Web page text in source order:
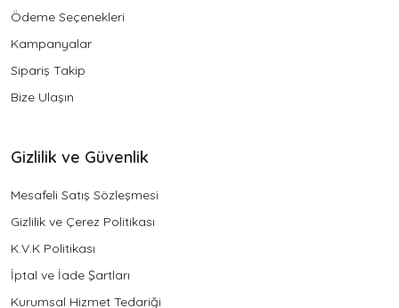
Ödeme Seçenekleri
Kampanyalar
Sipariş Takip
Bize Ulaşın
Gizlilik ve Güvenlik
Mesafeli Satış Sözleşmesi
Gizlilik ve Çerez Politikası
K.V.K Politikası
İptal ve İade Şartları
Kurumsal Hizmet Tedariği